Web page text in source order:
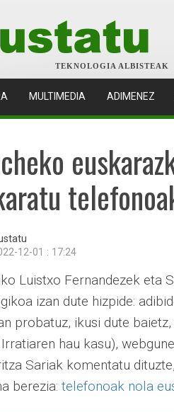
TEKNOLOGIA ALBISTEAK
(CURRENT)
MULTIMEDIA ADIMENEZ
12-01 : 17:24
Luistxo Fernandezek eta
izan dute hizpide:
probatuz, ikusi dute
hau kasu),
Sariak komentatu
berezia: telefonoak nola